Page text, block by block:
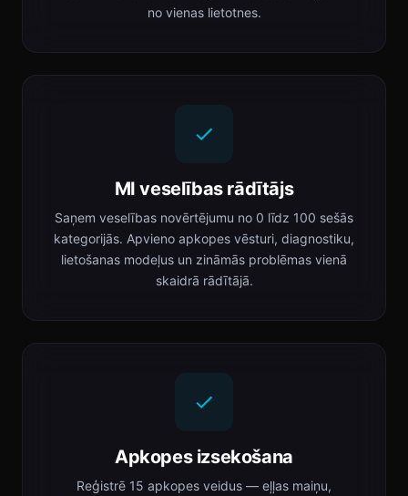
no vienas lietotnes.
MI veselības rādītājs
Saņem veselības novērtējumu no 0 līdz 100 sešās
kategorijās. Apvieno apkopes vēsturi, diagnostiku,
lietošanas modeļus un zināmās problēmas vienā
skaidrā rādītājā.
Apkopes izsekošana
Reģistrē 15 apkopes veidus — eļļas maiņu,